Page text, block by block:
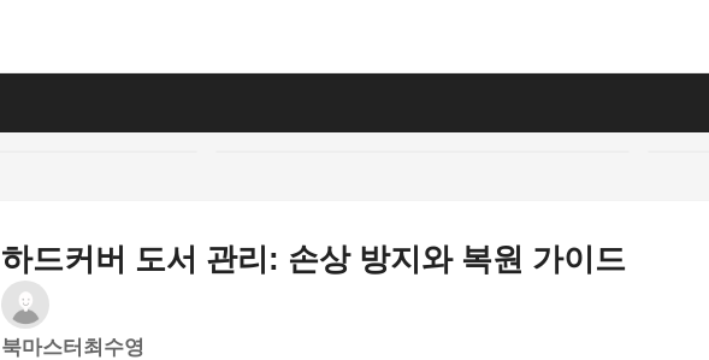
하드커버 도서 관리: 손상 방지와 복원 가이드
북마스터최수영